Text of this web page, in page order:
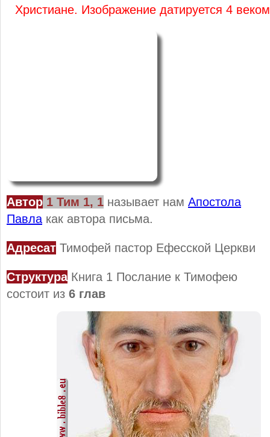
Христиане. Изображение датируется 4 веком
Автор 1 Тим 1, 1 называет нам Апостола
Павла как автора письма.
Адресат Тимофей пастор Ефесской Церкви
Структура Книга 1 Послание к Тимофею
состоит из 6 глав